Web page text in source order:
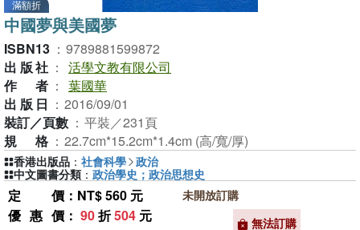
滿額折
中國夢與美國夢
ISBN13 ： 9789881599872
出版社 ： 活學文教有限公司
作者 ： 葉國華
出版日 ： 2016/09/01
裝訂／頁數 ： 平裝／231頁
規格 ： 22.7cm*15.2cm*1.4cm (高/寬/厚)
定價 ：NT$ 560 元
優惠價 ： 90折504 元
未開放訂購
無法訂購
香港出版品 ： 社會科學 政治
中文圖書分類 ： 政治學史；政治思想史